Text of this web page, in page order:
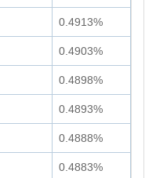
0.4913%
0.4903%
0.4898%
0.4893%
0.4888%
0.4883%